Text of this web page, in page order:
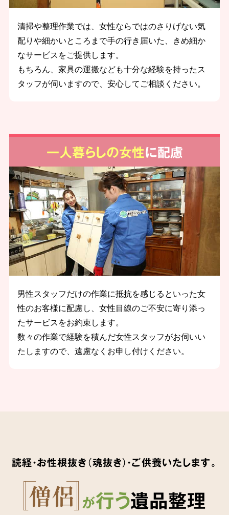
清掃や整理作業では、女性ならではのさりげない気
配りや細かいところまで手の行き届いた、きめ細か
なサービスをご提供します。
もちろん、家具の運搬なども十分な経験を持ったス
タッフが伺いますので、安心してご相談ください。
一人暮らしの女性に配慮
男性スタッフだけの作業に抵抗を感じるといった女
性のお客様に配慮し、女性目線のご不安に寄り添っ
たサービスをお約束します。
数々の作業で経験を積んだ女性スタッフがお伺いい
たしますので、遠慮なくお申し付けください。
が行う遺品整理
読経・お性根抜き（魂抜き）・ご供養いたします。